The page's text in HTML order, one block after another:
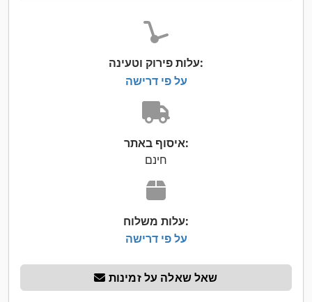
עלות פירוק וטעינה:
על פי דרישה
איסוף באתר:
חינם
עלות משלוח:
על פי דרישה
שאל שאלה על זמינות